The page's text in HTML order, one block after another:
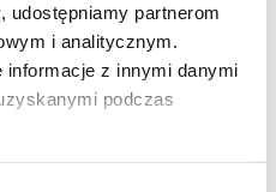
partnerom
i analitycznym.
informacje z innymi danymi
podczas
drobno pokrojone
pokrojonego w
w drobną kostkę